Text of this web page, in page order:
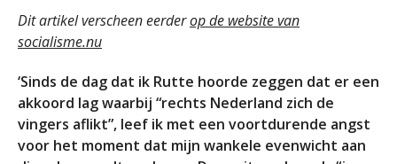
Dit artikel verscheen eerderop de website van
socialisme.nu
‘Sinds de dag dat ik Rutte hoorde zeggen dat er een
akkoord lag waarbij “rechts Nederland zich de
vingers aflikt”, leef ik met een voortdurende angst
voor het moment dat mijn wankele evenwicht aan